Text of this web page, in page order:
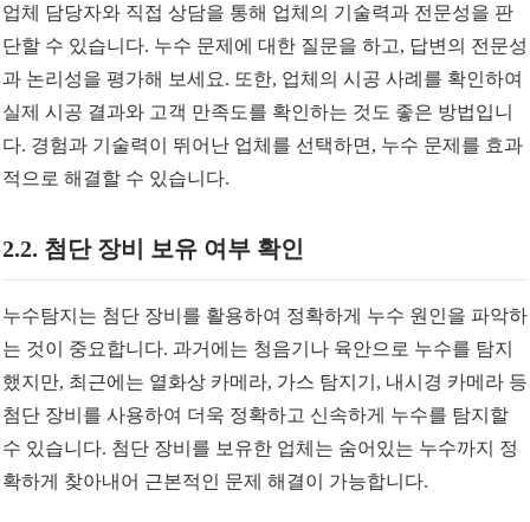
업체 담당자와 직접 상담을 통해 업체의 기술력과 전문성을 판
단할 수 있습니다. 누수 문제에 대한 질문을 하고, 답변의 전문성
과 논리성을 평가해 보세요. 또한, 업체의 시공 사례를 확인하여
실제 시공 결과와 고객 만족도를 확인하는 것도 좋은 방법입니
다. 경험과 기술력이 뛰어난 업체를 선택하면, 누수 문제를 효과
적으로 해결할 수 있습니다.
2.2. 첨단 장비 보유 여부 확인
누수탐지는 첨단 장비를 활용하여 정확하게 누수 원인을 파악하
는 것이 중요합니다. 과거에는 청음기나 육안으로 누수를 탐지
했지만, 최근에는 열화상 카메라, 가스 탐지기, 내시경 카메라 등
첨단 장비를 사용하여 더욱 정확하고 신속하게 누수를 탐지할
수 있습니다. 첨단 장비를 보유한 업체는 숨어있는 누수까지 정
확하게 찾아내어 근본적인 문제 해결이 가능합니다.